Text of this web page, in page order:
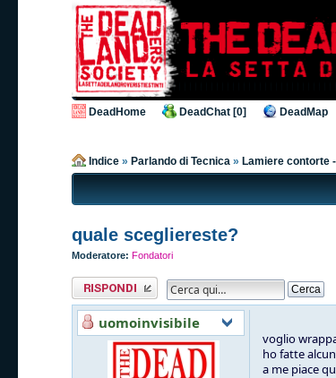
DeadHome DeadChat [0] DeadMap
Indice » Parlando di Tecnica » Lamiere contorte
quale scegliereste?
Moderatore: Fondatori
Rispondi al
messaggio
uomoinvisibile
voglio
ho fatte
a me piace